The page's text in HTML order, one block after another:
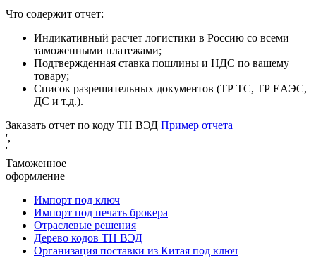
Что содержит отчет:
Индикативный расчет логистики в Россию со всеми
таможенными платежами;
Подтвержденная ставка пошлины и НДС по вашему
товару;
Список разрешительных документов (ТР ТС, ТР ЕАЭС,
ДС и т.д.).
Заказать отчет по коду ТН ВЭД Пример отчета
',
'
Таможенное
оформление
Импорт под ключ
Импорт под печать брокера
Отраслевые решения
Дерево кодов ТН ВЭД
Организация поставки из Китая под ключ